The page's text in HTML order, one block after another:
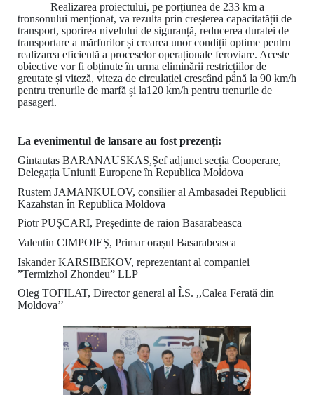
Realizarea proiectului, pe porțiunea de 233 km a
tronsonului menționat, va rezulta prin creșterea capacitatății de
transport, sporirea nivelului de siguranță, reducerea duratei de
transportare a mărfurilor și crearea unor condiții optime pentru
realizarea eficientă a proceselor operaționale feroviare. Aceste
obiective vor fi obținute în urma eliminării restricțiilor de
greutate și viteză, viteza de circulației crescând până la 90 km/h
pentru trenurile de marfă și la120 km/h pentru trenurile de
pasageri.
La evenimentul de lansare au fost prezenți:
Gintautas BARANAUSKAS,Șef adjunct secția Cooperare,
Delegația Uniunii Europene în Republica Moldova
Rustem JAMANKULOV, consilier al Ambasadei Republicii
Kazahstan în Republica Moldova
Piotr PUȘCARI, Președinte de raion Basarabeasca
Valentin CIMPOIEȘ, Primar orașul Basarabeasca
Iskander KARSIBEKOV, reprezentant al companiei
”Termizhol Zhondeu” LLP
Oleg TOFILAT, Director general al Î.S. ,,Calea Ferată din
Moldova’’